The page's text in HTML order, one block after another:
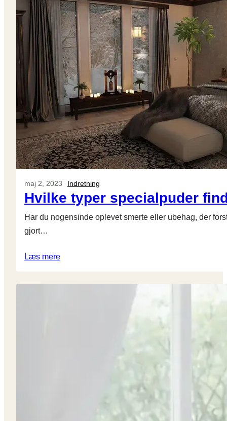
maj 2, 2023 Indretning
Hvilke typer specialpuder
Har du nogensinde oplevet smerte eller ubehag, der
gjort…
Læs mere